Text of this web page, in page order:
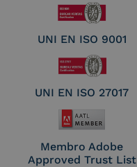
UNI EN ISO 9001
UNI EN ISO 27017
Membro Adobe
Approved Trust List